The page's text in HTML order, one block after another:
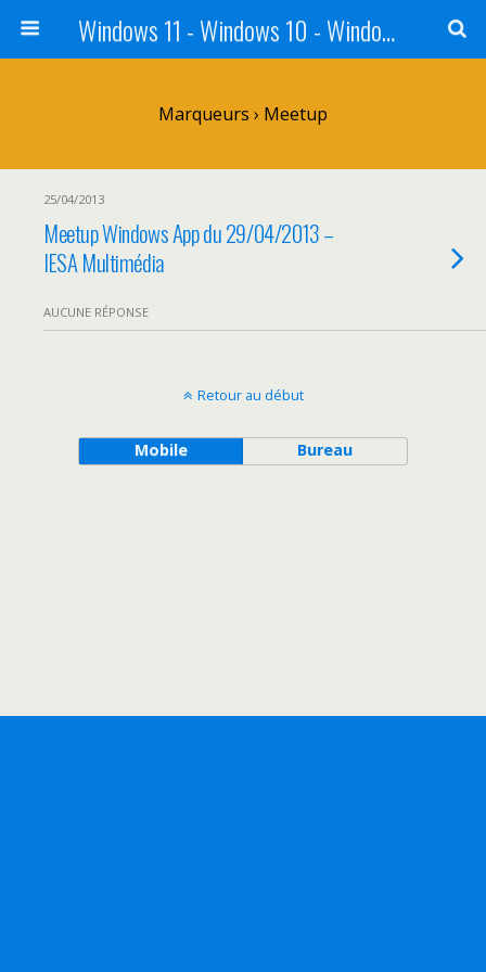
Windows 11 - Windows 10 - Windows 8 - Windows 7 - VISTA
Marqueurs › Meetup
25/04/2013
Meetup Windows App du 29/04/2013 –
IESA Multimédia
AUCUNE RÉPONSE
Retour au début
Mobile Bureau